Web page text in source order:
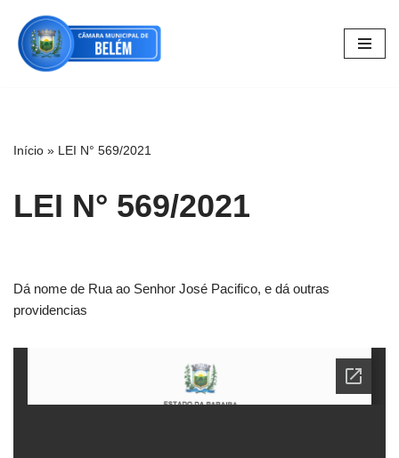
Pular
para
Início » LEI N° 569/2021
LEI N° 569/2021
Dá nome de Rua ao Senhor José Pacifico, e dá outras
providencias